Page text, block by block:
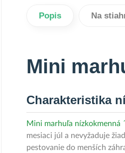
Popis Na
Mini
Charakteristika
Mini marhuľa nízkokmenná
mesiaci júl a nevyžaduje
pestovanie do menších